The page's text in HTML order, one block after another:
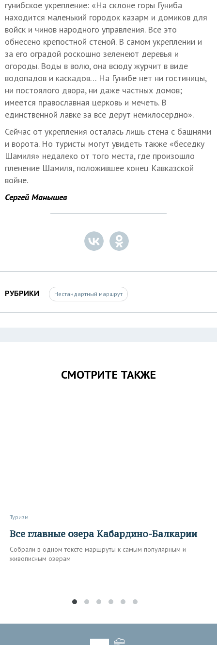
гунибское укрепление: «На склоне горы Гуниба
находится маленький городок казарм и домиков для
войск и чинов народного управления. Все это
обнесено крепостной стеной. В самом укреплении и
за его оградой роскошно зеленеют деревья и
огороды. Воды в волю, она всюду журчит в виде
водопадов и каскадов… На Гунибе нет ни гостиницы,
ни постоялого двора, ни даже частных домов;
имеется православная церковь и мечеть. В
единственной лавке за все дерут немилосердно».
Сейчас от укрепления осталась лишь стена с башнями
и ворота. Но туристы могут увидеть также «беседку
Шамиля» недалеко от того места, где произошло
пленение Шамиля, положившее конец Кавказской
войне.
Сергей Манышев
РУБРИКИ Нестандартный маршрут
СМОТРИТЕ ТАКЖЕ
Туризм
Все главные озера Кабардино-Балкарии
Собрали в одном тексте маршруты к самым популярным и
живописным озерам